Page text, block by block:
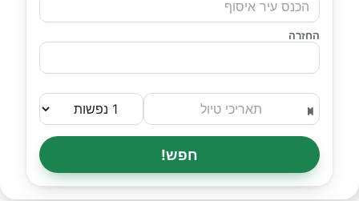
החזרה
חפש!